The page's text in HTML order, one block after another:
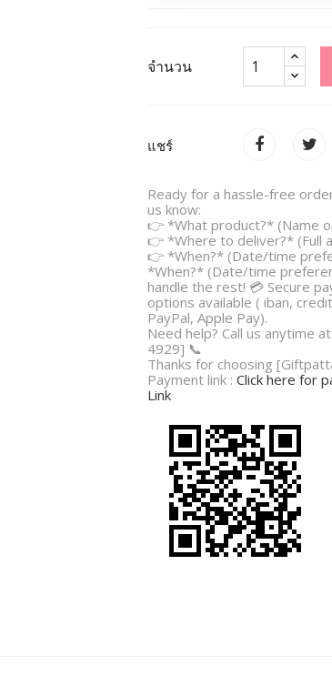
จำนวน
แชร์
Ready for a hassle-free
us know:
👉 *What product?* (Name
👉 *Where to deliver?* (Full
👉 *When?* (Date/time
*When?* (Date/time
handle the rest! 💳 Secure
options available ( iban,
PayPal, Apple Pay).
Need help? Call us anytime
4929] 📞
Thanks for choosing
Payment link : Click here for
Link